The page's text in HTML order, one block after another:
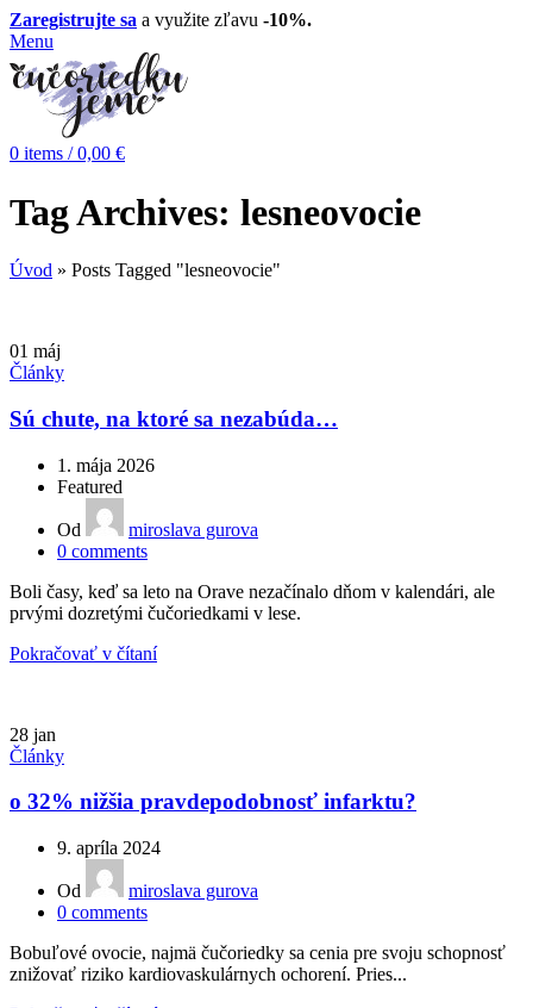
Zaregistrujte sa a využite zľavu -10%.
Menu
0 items / 0,00 €
Tag Archives: lesneovocie
Úvod » Posts Tagged "lesneovocie"
01 máj
Články
Sú chute, na ktoré sa nezabúda…
1. mája 2026
Featured
Od
miroslava gurova
0 comments
Boli časy, keď sa leto na Orave nezačínalo dňom v kalendári, ale
prvými dozretými čučoriedkami v lese.
Pokračovať v čítaní
28 jan
Články
o 32% nižšia pravdepodobnosť infarktu?
9. apríla 2024
Od
miroslava gurova
0 comments
Bobuľové ovocie, najmä čučoriedky sa cenia pre svoju schopnosť
znižovať riziko kardiovaskulárnych ochorení. Pries...